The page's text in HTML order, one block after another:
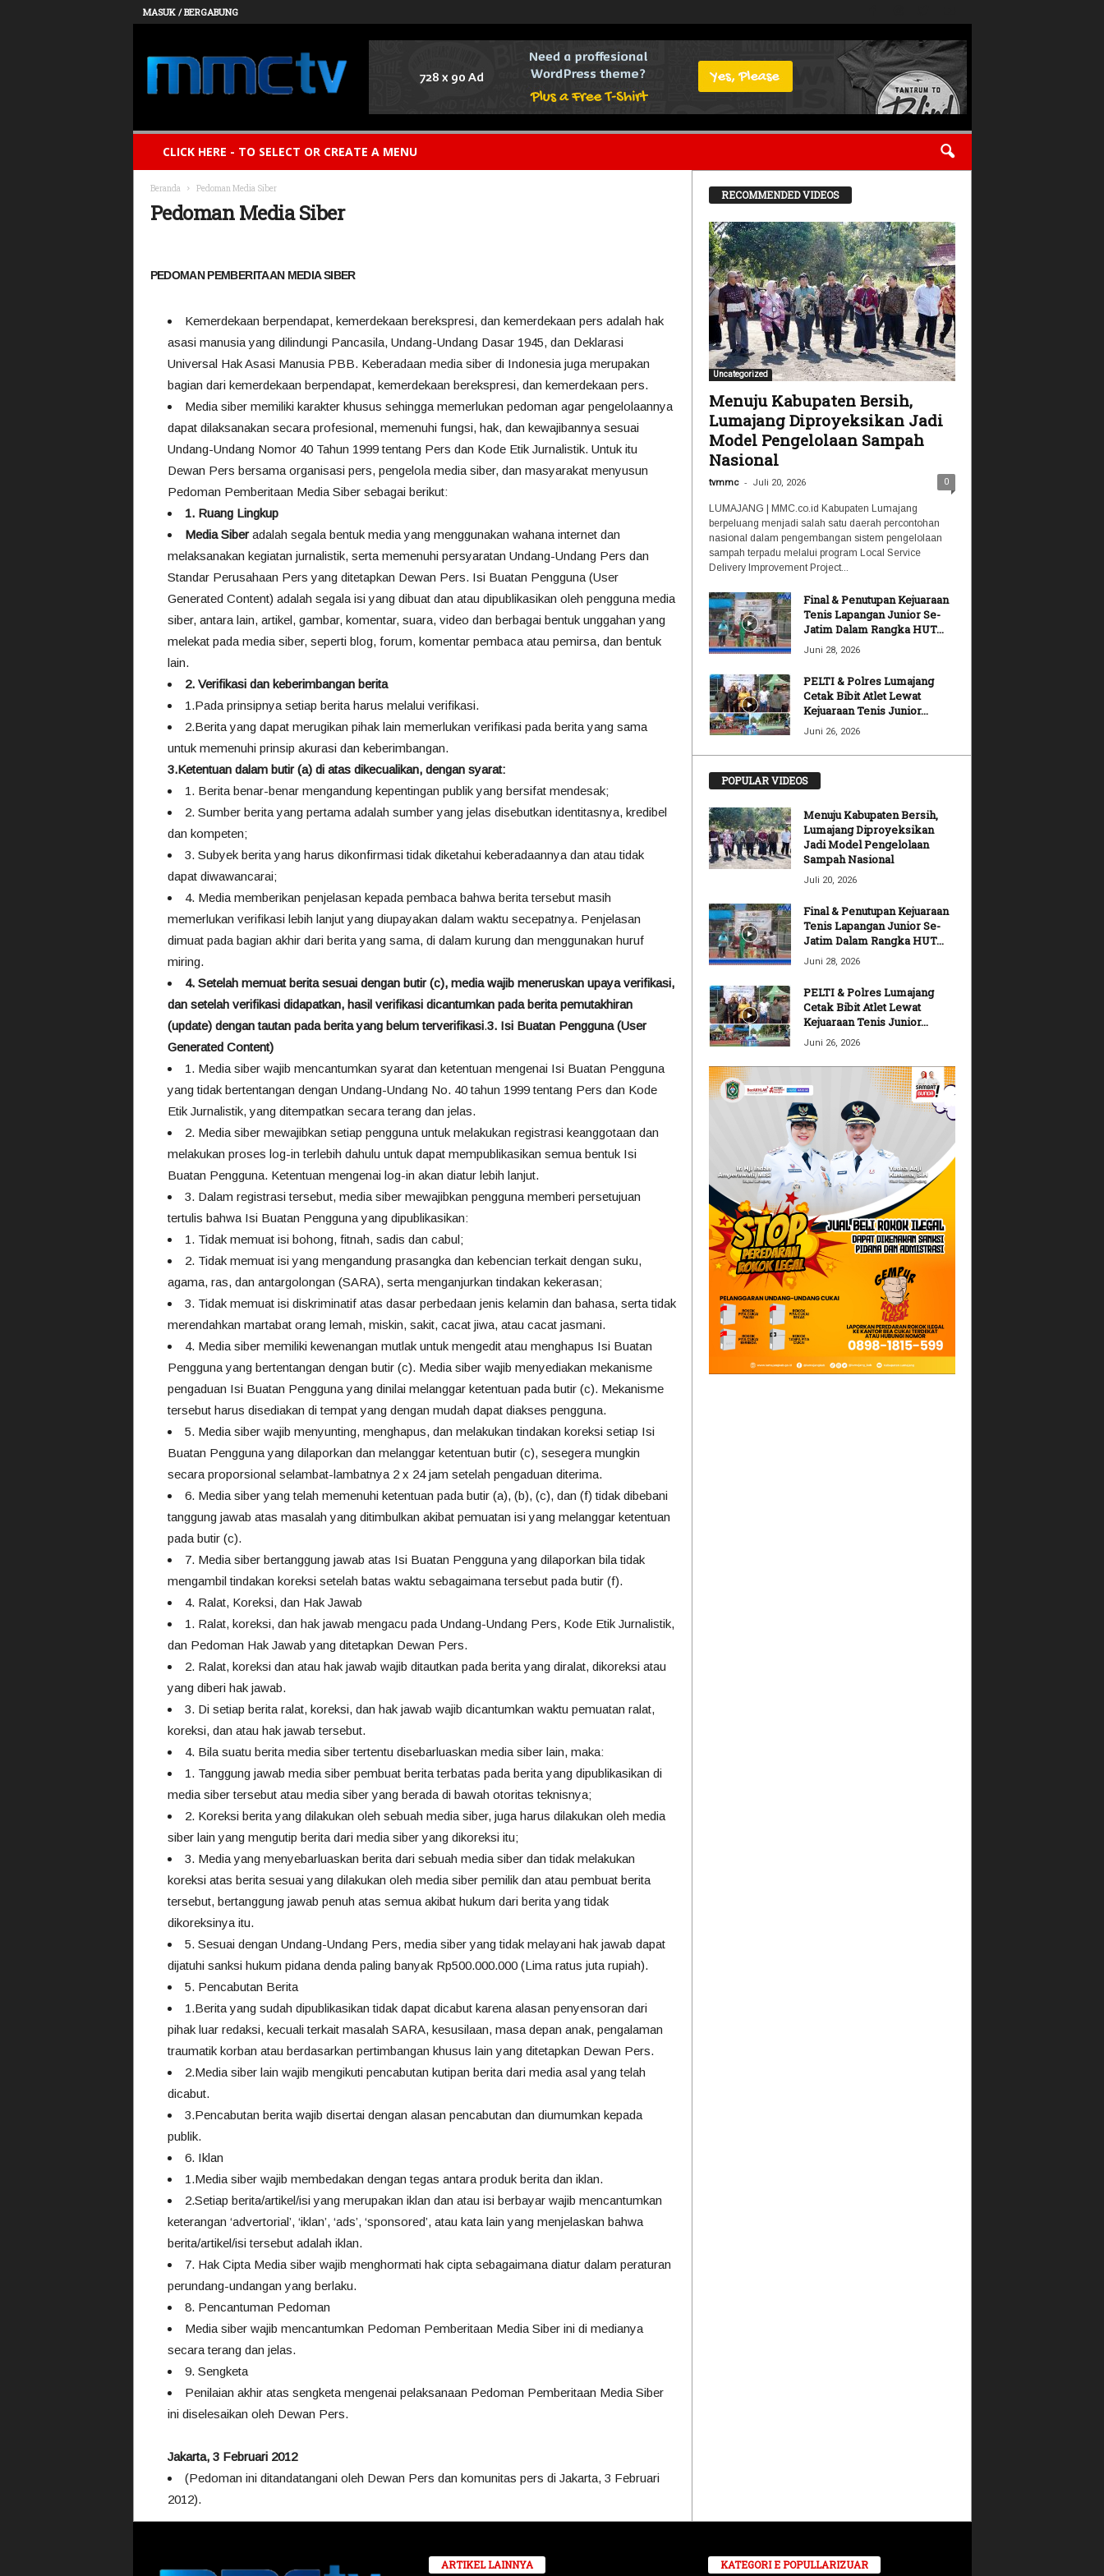
MASUK / BERGABUNG
CLICK HERE - TO SELECT OR CREATE A MENU
Beranda Pedoman Media Siber
Pedoman Media Siber
PEDOMAN PEMBERITAAN MEDIA SIBER
Kemerdekaan berpendapat, kemerdekaan berekspresi, dan kemerdekaan pers adalah hak
asasi manusia yang dilindungi Pancasila, Undang-Undang Dasar 1945, dan Deklarasi
Universal Hak Asasi Manusia PBB. Keberadaan media siber di Indonesia juga merupakan
bagian dari kemerdekaan berpendapat, kemerdekaan berekspresi, dan kemerdekaan pers.
Media siber memiliki karakter khusus sehingga memerlukan pedoman agar pengelolaannya
dapat dilaksanakan secara profesional, memenuhi fungsi, hak, dan kewajibannya sesuai
Undang-Undang Nomor 40 Tahun 1999 tentang Pers dan Kode Etik Jurnalistik. Untuk itu
Dewan Pers bersama organisasi pers, pengelola media siber, dan masyarakat menyusun
Pedoman Pemberitaan Media Siber sebagai berikut:
1. Ruang Lingkup
Media Siberadalah segala bentuk media yang menggunakan wahana internet dan
melaksanakan kegiatan jurnalistik, serta memenuhi persyaratan Undang-Undang Pers dan
Standar Perusahaan Pers yang ditetapkan Dewan Pers. Isi Buatan Pengguna (User
Generated Content) adalah segala isi yang dibuat dan atau dipublikasikan oleh pengguna media
siber, antara lain, artikel, gambar, komentar, suara, video dan berbagai bentuk unggahan yang
melekat pada media siber, seperti blog, forum, komentar pembaca atau pemirsa, dan bentuk
lain.
2. Verifikasi dan keberimbangan berita
1.Pada prinsipnya setiap berita harus melalui verifikasi.
2.Berita yang dapat merugikan pihak lain memerlukan verifikasi pada berita yang sama
untuk memenuhi prinsip akurasi dan keberimbangan.
3.Ketentuan dalam butir (a) di atas dikecualikan, dengan syarat:
1. Berita benar-benar mengandung kepentingan publik yang bersifat mendesak;
2. Sumber berita yang pertama adalah sumber yang jelas disebutkan identitasnya, kredibel
dan kompeten;
3. Subyek berita yang harus dikonfirmasi tidak diketahui keberadaannya dan atau tidak
dapat diwawancarai;
4. Media memberikan penjelasan kepada pembaca bahwa berita tersebut masih
memerlukan verifikasi lebih lanjut yang diupayakan dalam waktu secepatnya. Penjelasan
dimuat pada bagian akhir dari berita yang sama, di dalam kurung dan menggunakan huruf
miring.
4. Setelah memuat berita sesuai dengan butir (c), media wajib meneruskan upaya verifikasi,
dan setelah verifikasi didapatkan, hasil verifikasi dicantumkan pada berita pemutakhiran
(update) dengan tautan pada berita yang belum terverifikasi.3. Isi Buatan Pengguna (User
Generated Content)
1. Media siber wajib mencantumkan syarat dan ketentuan mengenai Isi Buatan Pengguna
yang tidak bertentangan dengan Undang-Undang No. 40 tahun 1999 tentang Pers dan Kode
Etik Jurnalistik, yang ditempatkan secara terang dan jelas.
2. Media siber mewajibkan setiap pengguna untuk melakukan registrasi keanggotaan dan
melakukan proses log-in terlebih dahulu untuk dapat mempublikasikan semua bentuk Isi
Buatan Pengguna. Ketentuan mengenai log-in akan diatur lebih lanjut.
3. Dalam registrasi tersebut, media siber mewajibkan pengguna memberi persetujuan
tertulis bahwa Isi Buatan Pengguna yang dipublikasikan:
1. Tidak memuat isi bohong, fitnah, sadis dan cabul;
2. Tidak memuat isi yang mengandung prasangka dan kebencian terkait dengan suku,
agama, ras, dan antargolongan (SARA), serta menganjurkan tindakan kekerasan;
3. Tidak memuat isi diskriminatif atas dasar perbedaan jenis kelamin dan bahasa, serta tidak
merendahkan martabat orang lemah, miskin, sakit, cacat jiwa, atau cacat jasmani.
4. Media siber memiliki kewenangan mutlak untuk mengedit atau menghapus Isi Buatan
Pengguna yang bertentangan dengan butir (c). Media siber wajib menyediakan mekanisme
pengaduan Isi Buatan Pengguna yang dinilai melanggar ketentuan pada butir (c). Mekanisme
tersebut harus disediakan di tempat yang dengan mudah dapat diakses pengguna.
5. Media siber wajib menyunting, menghapus, dan melakukan tindakan koreksi setiap Isi
Buatan Pengguna yang dilaporkan dan melanggar ketentuan butir (c), sesegera mungkin
secara proporsional selambat-lambatnya 2 x 24 jam setelah pengaduan diterima.
6. Media siber yang telah memenuhi ketentuan pada butir (a), (b), (c), dan (f) tidak dibebani
tanggung jawab atas masalah yang ditimbulkan akibat pemuatan isi yang melanggar ketentuan
pada butir (c).
7. Media siber bertanggung jawab atas Isi Buatan Pengguna yang dilaporkan bila tidak
mengambil tindakan koreksi setelah batas waktu sebagaimana tersebut pada butir (f).
4. Ralat, Koreksi, dan Hak Jawab
1. Ralat, koreksi, dan hak jawab mengacu pada Undang-Undang Pers, Kode Etik Jurnalistik,
dan Pedoman Hak Jawab yang ditetapkan Dewan Pers.
2. Ralat, koreksi dan atau hak jawab wajib ditautkan pada berita yang diralat, dikoreksi atau
yang diberi hak jawab.
3. Di setiap berita ralat, koreksi, dan hak jawab wajib dicantumkan waktu pemuatan ralat,
koreksi, dan atau hak jawab tersebut.
4. Bila suatu berita media siber tertentu disebarluaskan media siber lain, maka:
1. Tanggung jawab media siber pembuat berita terbatas pada berita yang dipublikasikan di
media siber tersebut atau media siber yang berada di bawah otoritas teknisnya;
2. Koreksi berita yang dilakukan oleh sebuah media siber, juga harus dilakukan oleh media
siber lain yang mengutip berita dari media siber yang dikoreksi itu;
3. Media yang menyebarluaskan berita dari sebuah media siber dan tidak melakukan
koreksi atas berita sesuai yang dilakukan oleh media siber pemilik dan atau pembuat berita
tersebut, bertanggung jawab penuh atas semua akibat hukum dari berita yang tidak
dikoreksinya itu.
5. Sesuai dengan Undang-Undang Pers, media siber yang tidak melayani hak jawab dapat
dijatuhi sanksi hukum pidana denda paling banyak Rp500.000.000 (Lima ratus juta rupiah).
5. Pencabutan Berita
1.Berita yang sudah dipublikasikan tidak dapat dicabut karena alasan penyensoran dari
pihak luar redaksi, kecuali terkait masalah SARA, kesusilaan, masa depan anak, pengalaman
traumatik korban atau berdasarkan pertimbangan khusus lain yang ditetapkan Dewan Pers.
2.Media siber lain wajib mengikuti pencabutan kutipan berita dari media asal yang telah
dicabut.
3.Pencabutan berita wajib disertai dengan alasan pencabutan dan diumumkan kepada
publik.
6. Iklan
1.Media siber wajib membedakan dengan tegas antara produk berita dan iklan.
2.Setiap berita/artikel/isi yang merupakan iklan dan atau isi berbayar wajib mencantumkan
keterangan ‘advertorial’, ‘iklan’, ‘ads’, ‘sponsored’, atau kata lain yang menjelaskan bahwa
berita/artikel/isi tersebut adalah iklan.
7. Hak Cipta Media siber wajib menghormati hak cipta sebagaimana diatur dalam peraturan
perundang-undangan yang berlaku.
8. Pencantuman Pedoman
Media siber wajib mencantumkan Pedoman Pemberitaan Media Siber ini di medianya
secara terang dan jelas.
9. Sengketa
Penilaian akhir atas sengketa mengenai pelaksanaan Pedoman Pemberitaan Media Siber
ini diselesaikan oleh Dewan Pers.
Jakarta, 3 Februari 2012
(Pedoman ini ditandatangani oleh Dewan Pers dan komunitas pers di Jakarta, 3 Februari
2012).
RECOMMENDED VIDEOS
Uncategorized
Menuju Kabupaten Bersih,
Lumajang Diproyeksikan Jadi
Model Pengelolaan Sampah
Nasional
tvmmc - Juli 20, 2026 0
LUMAJANG | MMC.co.id Kabupaten Lumajang
berpeluang menjadi salah satu daerah percontohan
nasional dalam pengembangan sistem pengelolaan
sampah terpadu melalui program Local Service
Delivery Improvement Project...
Final & Penutupan Kejuaraan
Tenis Lapangan Junior Se-
Jatim Dalam Rangka HUT...
Juni 28, 2026
PELTI & Polres Lumajang
Cetak Bibit Atlet Lewat
Kejuaraan Tenis Junior...
Juni 26, 2026
POPULAR VIDEOS
Menuju Kabupaten Bersih,
Lumajang Diproyeksikan
Jadi Model Pengelolaan
Sampah Nasional
Juli 20, 2026
Final & Penutupan Kejuaraan
Tenis Lapangan Junior Se-
Jatim Dalam Rangka HUT...
Juni 28, 2026
PELTI & Polres Lumajang
Cetak Bibit Atlet Lewat
Kejuaraan Tenis Junior...
Juni 26, 2026
ARTIKEL LAINNYA KATEGORI E POPULLARIZUAR